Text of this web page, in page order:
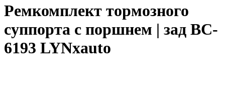
Ремкомплект тормозного
суппорта с поршнем | зад BC-
6193 LYNxauto